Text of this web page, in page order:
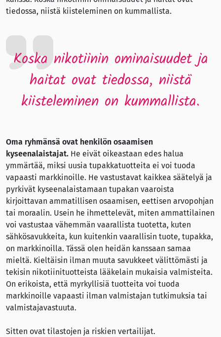
tiedossa, niistä kiisteleminen on kummallista.
Koska nikotiinin ominaisuudet ja
haitat ovat tiedossa, niistä
kiisteleminen on kummallista.
Oma ryhmänsä ovat henkilön osaamisen
kyseenalaistajat. He eivät oikeastaan edes halua
ymmärtää, miksi uusia tupakkatuotteita ei voi tuoda
vapaasti markkinoille. He vastustavat kaikkea säätelyä ja
pyrkivät kyseenalaistamaan tupakan vaaroista
kirjoittavan ammatillisen osaamisen, eettisen arvopohjan
tai moraalin. Usein he ihmettelevät, miten ammattilainen
voi vastustaa vähemmän vaarallista tuotetta, kuten
sähkösavukkeita, kun kuitenkin vaarallisin tuote, tupakka,
on markkinoilla. Tässä olen heidän kanssaan samaa
mieltä. Kieltäisin ilman muuta savukkeet välittömästi ja
tekisin nikotiinituotteista lääkelain mukaisia valmisteita.
On erikoista, että myrkyllisiä tuotteita voi tuoda
markkinoille vapaasti ilman valmistajan tutkimuksia tai
valmistajavastuuta.
Sitten ovat tilastojen ja riskien vertailijat.